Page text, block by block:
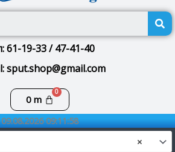
61-19-33 / 47-41-40
sput.shop@gmail.com
0m
Корзина
09.08.2026 09:11:58
×